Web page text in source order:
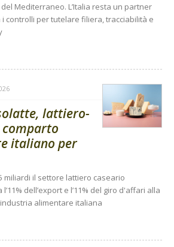
Mediterraneo. L’Italia resta un partner
controlli per tutelare filiera, tracciabilità e
lattiero-
italiano per
miliardi il settore lattiero caseario
dell’export e l’11% del giro d'affari alla
alimentare italiana